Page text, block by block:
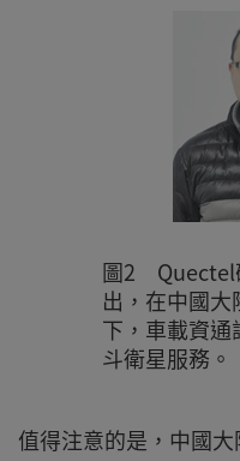
圖2 Quectel
出，在中國
下，車載資
斗衛星服務。
值得注意的是，中國